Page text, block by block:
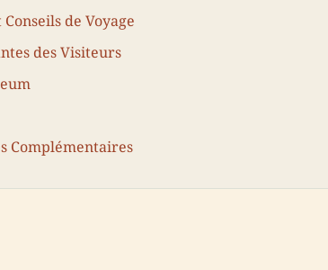
de Voyage
des Visiteurs
Complémentaires